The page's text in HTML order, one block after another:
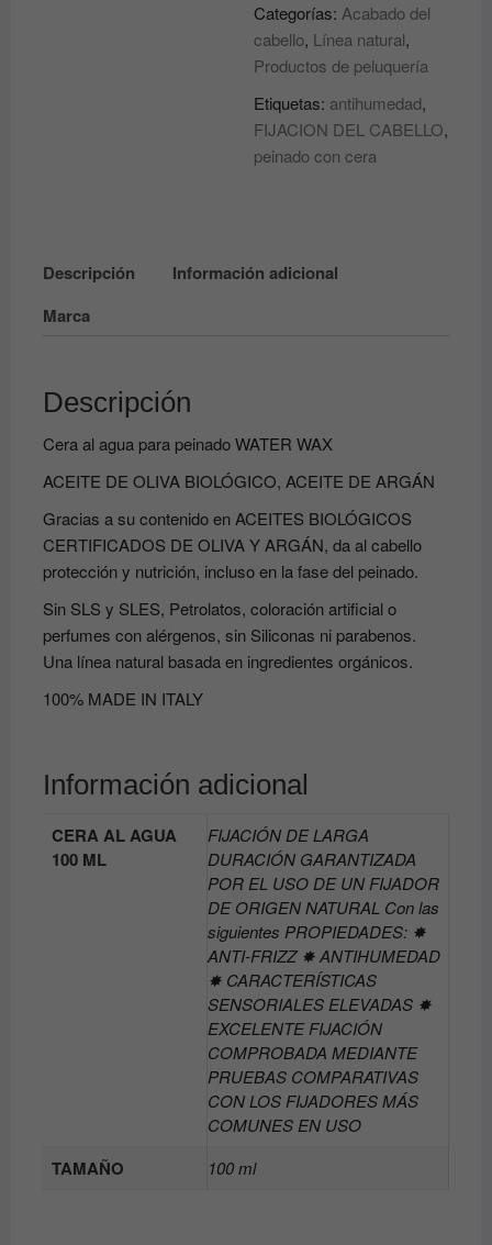
para
peinado
Water
wax
EVERYGREEN
cantidad
Categorías: Acabado del
cabello, Línea natural,
Productos de peluquería
Etiquetas: antihumedad,
FIJACION DEL CABELLO,
peinado con cera
Descripción
Información adicional
Marca
Descripción
Cera al agua para peinado WATER WAX
ACEITE DE OLIVA BIOLÓGICO, ACEITE DE ARGÁN
Gracias a su contenido en ACEITES BIOLÓGICOS
CERTIFICADOS DE OLIVA Y ARGÁN, da al cabello
protección y nutrición, incluso en la fase del peinado.
Sin SLS y SLES, Petrolatos, coloración artificial o
perfumes con alérgenos, sin Siliconas ni parabenos.
Una línea natural basada en ingredientes orgánicos.
100% MADE IN ITALY
Información adicional
CERA AL AGUA
100 ML
FIJACIÓN DE LARGA
DURACIÓN GARANTIZADA
POR EL USO DE UN FIJADOR
DE ORIGEN NATURAL Con las
siguientes PROPIEDADES: ✸
ANTI-FRIZZ ✸ ANTIHUMEDAD
✸ CARACTERÍSTICAS
SENSORIALES ELEVADAS ✸
EXCELENTE FIJACIÓN
COMPROBADA MEDIANTE
PRUEBAS COMPARATIVAS
CON LOS FIJADORES MÁS
COMUNES EN USO
TAMAÑO 100 ml